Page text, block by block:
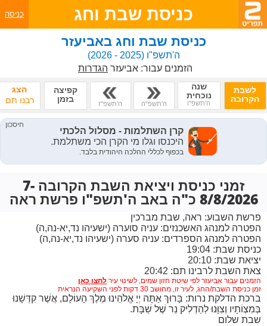
כניסת שבת וחג כניסה
כניסת שבת וחג באביעזר
ה'תשפ"ו(2025 - 2026)
הזמנים עבור: אביעזר הגדרות
לשבת
הקרובה
שנה
נוכחית
ה'תשפ"ו ה'תשפ"ה ה'תשפ"ז
קפיצה
בזמן
הצג
רבנו תם
זמני כניסת ויציאת השבת הקרובה 7-
8/8/2026 כ"ה באב ה'תשפ"ו פרשת ראה
פרשת השבוע: ראה, שבת מברכין
הפטרה למנהג האשכנזים: עניה סוערה (ישעיהו נד,יא-נה,ה)
הפטרה למנהג הספרדים: עניה סערה (ישעיהו נד,יא-נה,ה)
כניסת שבת: 19:04
יציאת שבת: 20:10
צאת השבת לרבינו תם: 20:42
הזמנים עבור אביעזר לפי שיטת חזון שמים, לשינוי עיר
זמן כניסת השבת/החג, לעיר זו, מחושב 30 דקות לפני השקיעה הנראית
ברכת הדלקת נרות: בָּרוּךְ אַתָּה יְיָ אֱלֹהֵינוּ מֶלֶךְ הָעוֹלָם, אֲשֶׁר קִדְּשָׁנוּ
בְּמִצְוֹתָיו וְצִוָּנוּ לְהַדְלִיק נֵר שֶׁל שַׁבָּת.
שבת שלום